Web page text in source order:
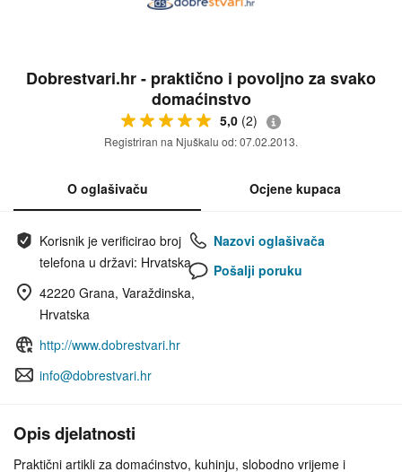
Dobrestvari.hr - praktično i povoljno za svako
domaćinstvo
5,0 (2)
Registriran na Njuškalu od: 07.02.2013.
O oglašivaču Ocjene kupaca
Korisnik je verificirao broj
telefona u državi: Hrvatska
42220 Grana, Varaždinska,
Hrvatska
http://www.dobrestvari.hr
info@dobrestvari.hr
Nazovi oglašivača
Pošalji poruku
Opis djelatnosti
Praktični artikli za domaćinstvo, kuhinju, slobodno vrijeme i